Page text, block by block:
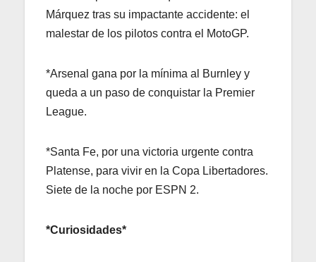
Márquez tras su impactante accidente: el
malestar de los pilotos contra el MotoGP.
*Arsenal gana por la mínima al Burnley y
queda a un paso de conquistar la Premier
League.
*Santa Fe, por una victoria urgente contra
Platense, para vivir en la Copa Libertadores.
Siete de la noche por ESPN 2.
*Curiosidades*